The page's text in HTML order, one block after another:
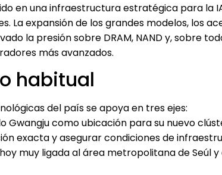
en una infraestructura estratégica para la
La expansión de los grandes modelos, los
la presión sobre DRAM, NAND y, sobre
más avanzados.
habitual
del país se apoya en tres ejes:
Gwangju como ubicación para su nuevo
exacta y asegurar condiciones de
muy ligada al área metropolitana de Seúl y